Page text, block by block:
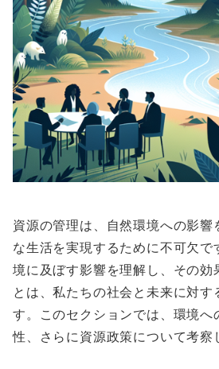
資源の管理は、自然環境への影響
な生活を実現するために不可欠で
境に及ぼす影響を理解し、その効
とは、私たちの社会と未来に対す
す。このセクションでは、環境へ
性、さらに資源政策について考察